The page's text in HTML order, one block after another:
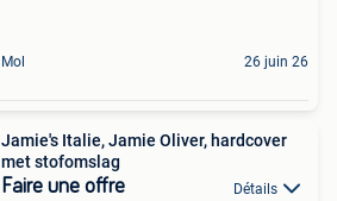
Mol 26 juin 26
Jamie's Italie, Jamie Oliver, hardcover
met stofomslag
Faire une offre Détails